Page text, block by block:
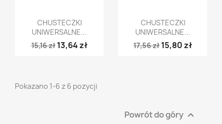
Szybki podgląd
CHUSTECZKI
UNIWERSALNE...
15,16 zł 13,64 zł
Szybki podgląd
CHUSTECZKI
UNIWERSALNE...
17,56 zł 15,80 zł
Pokazano 1-6 z 6 pozycji
Powrót do góry 